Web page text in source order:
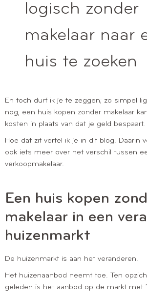
logisch zonder
makelaar naar
huis te zoeken
En toch durf ik je te zeggen; zo simpel
nog, een huis kopen zonder makelaar
kosten in plaats van dat je geld bespaart.
Hoe dat zit vertel ik je in dit blog. Daarin
ook iets meer over het verschil tussen
verkoopmakelaar.
Een huis kopen
makelaar in een
huizenmarkt
De huizenmarkt is aan het veranderen.
Het huizenaanbod neemt toe. Ten
geleden is het aanbod op de markt met